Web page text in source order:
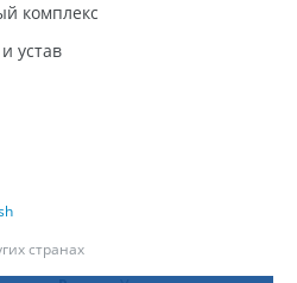
комплекс
устав
странах